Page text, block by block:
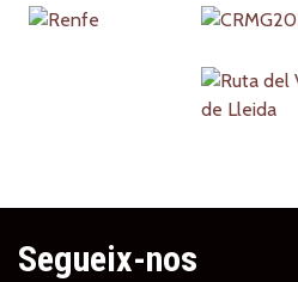
Segueix-nos